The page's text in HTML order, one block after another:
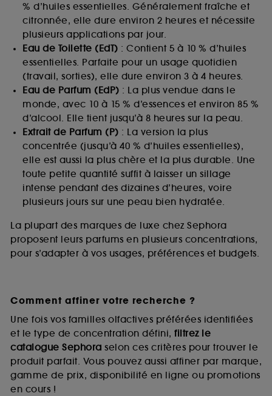
% d’huiles essentielles. Généralement fraîche et
citronnée, elle dure environ 2 heures et nécessite
plusieurs applications par jour.
Eau de Toilette (EdT) : Contient 5 à 10 % d’huiles
essentielles. Parfaite pour un usage quotidien
(travail, sorties), elle dure environ 3 à 4 heures.
Eau de Parfum (EdP) : La plus vendue dans le
monde, avec 10 à 15 % d’essences et environ 85 %
d’alcool. Elle tient jusqu’à 8 heures sur la peau.
Extrait de Parfum (P) : La version la plus
concentrée (jusqu’à 40 % d’huiles essentielles),
elle est aussi la plus chère et la plus durable. Une
toute petite quantité suffit à laisser un sillage
intense pendant des dizaines d’heures, voire
plusieurs jours sur une peau bien hydratée.
La plupart des marques de luxe chez Sephora
proposent leurs parfums en plusieurs concentrations,
pour s’adapter à vos usages, préférences et budgets.
Comment affiner votre recherche ?
Une fois vos familles olfactives préférées identifiées
et le type de concentration défini, filtrez le
catalogue Sephora selon ces critères pour trouver le
produit parfait. Vous pouvez aussi affiner par marque,
gamme de prix, disponibilité en ligne ou promotions
en cours !